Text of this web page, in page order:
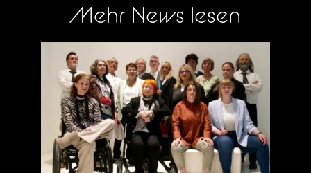
Mehr News lesen